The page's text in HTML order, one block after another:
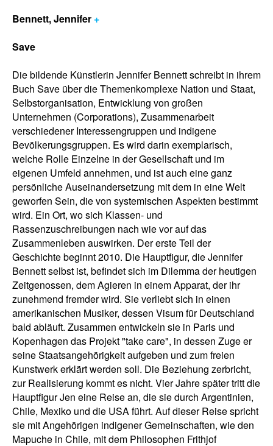
Bennett, Jennifer +
Save
Die bildende Künstlerin Jennifer Bennett schreibt in ihrem
Buch Save über die Themenkomplexe Nation und Staat,
Selbstorganisation, Entwicklung von großen
Unternehmen (Corporations), Zusammenarbeit
verschiedener Interessengruppen und indigene
Bevölkerungsgruppen. Es wird darin exemplarisch,
welche Rolle Einzelne in der Gesellschaft und im
eigenen Umfeld annehmen, und ist auch eine ganz
persönliche Auseinandersetzung mit dem in eine Welt
geworfen Sein, die von systemischen Aspekten bestimmt
wird. Ein Ort, wo sich Klassen- und
Rassenzuschreibungen nach wie vor auf das
Zusammenleben auswirken. Der erste Teil der
Geschichte beginnt 2010. Die Hauptfigur, die Jennifer
Bennett selbst ist, befindet sich im Dilemma der heutigen
Zeitgenossen, dem Agieren in einem Apparat, der ihr
zunehmend fremder wird. Sie verliebt sich in einen
amerikanischen Musiker, dessen Visum für Deutschland
bald abläuft. Zusammen entwickeln sie in Paris und
Kopenhagen das Projekt "take care", in dessen Zuge er
seine Staatsangehörigkeit aufgeben und zum freien
Kunstwerk erklärt werden soll. Die Beziehung zerbricht,
zur Realisierung kommt es nicht. Vier Jahre später tritt die
Hauptfigur Jen eine Reise an, die sie durch Argentinien,
Chile, Mexiko und die USA führt. Auf dieser Reise spricht
sie mit Angehörigen indigener Gemeinschaften, wie den
Mapuche in Chile, mit dem Philosophen Frithjof